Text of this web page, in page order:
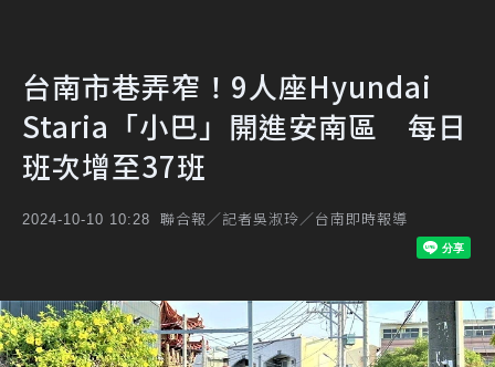
台南市巷弄窄！9人座Hyundai
Staria「小巴」開進安南區 每日
班次增至37班
2024-10-10 10:28 聯合報／記者吳淑玲／台南即時報導